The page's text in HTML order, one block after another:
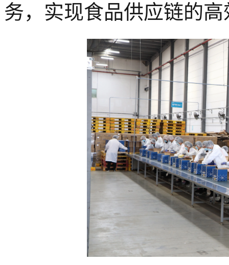
务，实现食品供应链的